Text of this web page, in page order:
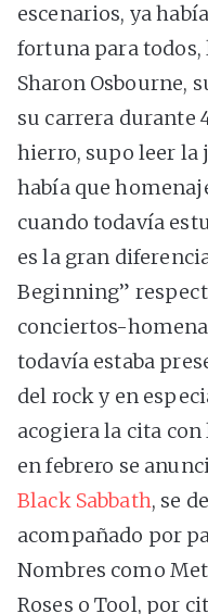
escenarios, ya
fortuna para todos,
Sharon Osbourne,
su carrera durante
hierro, supo leer la
había que
cuando todavía
es la gran
Beginning”
conciertos-
todavía estaba
del rock y en
acogiera la cita
en febrero se
Black Sabbath, se
acompañado por
Nombres como
Roses o Tool, por